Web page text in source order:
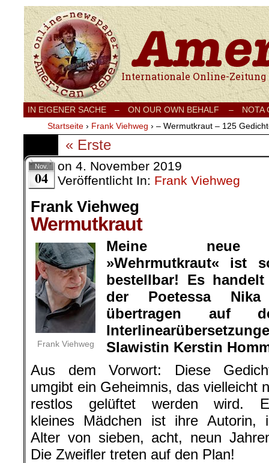
Internationale Onlinezeitung für Frieden,
IN EIGENER SACHE – ON OUR OWN BEHALF –
NOTA
Startseite › Frank Viehweg › – Wermutkraut – 125
« Erste
Nov.
04
on 4. November 2019
Veröffentlicht In: Frank Viehweg
Frank Viehweg
Wermutkraut
Frank Viehweg
Meine neue
»Wehrmutkraut« ist
bestellbar! Es
der Poetessa Nika
übertragen auf
Slawistin Kerstin
Aus dem Vorwort: Diese
umgibt ein Geheimnis, das vielleicht
restlos gelüftet werden wird.
kleines Mädchen ist ihre Autorin,
Alter von sieben, acht, neun
Die Zweifler treten auf den Plan!